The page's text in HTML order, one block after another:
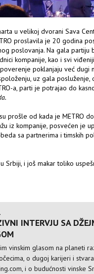
u velikoj dvorani Sava
proslavila je 20 godina
poslovanja. Na gala partiju
kompanije, kao i svi
poklanjaju već dugi
uz gala posluženje,
a, parti je potrajao do
prošle od kada je METRO
iz kompanije, posvećen je
sa partnerima i timskih
Srbiji, i još makar toliko
INTERVJU SA
vinskim glasom na planeti
o dugoj karijeri i
i o budućnosti vinske